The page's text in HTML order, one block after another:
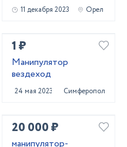
11 декабря 2023 Орел
1 ₽
Манипулятор
вездеход
24 мая 2023 Симферополь
20 000 ₽
манипулятор-